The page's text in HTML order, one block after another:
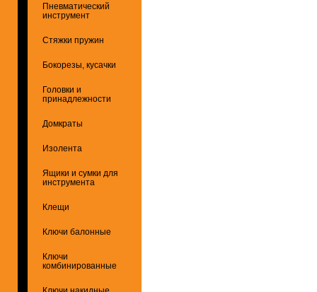
Пневматический
инструмент
Стяжки пружин
Бокорезы, кусачки
Головки и
принадлежности
Домкраты
Изолента
Ящики и сумки для
инструмента
Клещи
Ключи балонные
Ключи
комбинированные